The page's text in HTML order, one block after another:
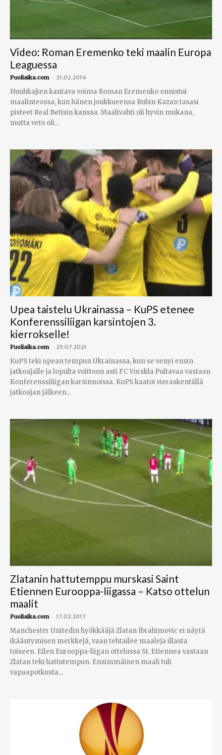
Video: Roman Eremenko teki maalin Europa
Leaguessa
Puoliaika.com - 21.02.2014
Huuhkajien kantava voima Roman Eremenko onnistui
maalinteossa, kun hänen joukkueensa Rubin Kazan tasasi
pisteet Real Betisin kanssa. Maalivahti oli hyvin mukana,
mutta veto oli...
Upea taistelu Ukrainassa – KuPS etenee
Konferenssiliigan karsintojen 3.
kierrokselle!
Puoliaika.com - 29.07.2021
KuPS teki upean tempun Ukrainassa, kun se venyi ensin
jatkoajalle ja lopulta voittoon asti FC Vorskla Pultavaa vastaan
Konferenssiliigan karsinnoissa. KuPS kaatoi vieraskentällä
jatkoajan jälkeen...
Zlatanin hattutemppu murskasi Saint
Etiennen Eurooppa-liigassa – Katso ottelun
maalit
Puoliaika.com - 17.02.2017
Manchester Unitedin hyökkääjä Zlatan Ibrahimovic ei näytä
ikääntymisen merkkejä, vaan tehtailee maaleja illasta
toiseen. Eilen Eurooppa-liigan ottelussa St. Etiennea vastaan
Zlatan teki hattutempun. Ensimmäinen maali tuli
vapaapotkusta...